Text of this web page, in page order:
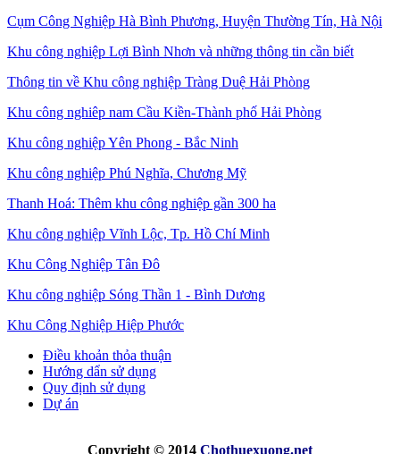
Cụm Công Nghiệp Hà Bình Phương, Huyện Thường Tín, Hà Nội
Khu công nghiệp Lợi Bình Nhơn và những thông tin cần biết
Thông tin về Khu công nghiệp Tràng Duệ Hải Phòng
Khu công nghiêp nam Cầu Kiền-Thành phố Hải Phòng
Khu công nghiệp Yên Phong - Bắc Ninh
Khu công nghiệp Phú Nghĩa, Chương Mỹ
Thanh Hoá: Thêm khu công nghiệp gần 300 ha
Khu công nghiệp Vĩnh Lộc, Tp. Hồ Chí Minh
Khu Công Nghiệp Tân Đô
Khu công nghiệp Sóng Thần 1 - Bình Dương
Khu Công Nghiệp Hiệp Phước
Điều khoản thỏa thuận
Hướng dẩn sử dụng
Quy định sử dụng
Dự án
Copyright © 2014 Chothuexuong.net